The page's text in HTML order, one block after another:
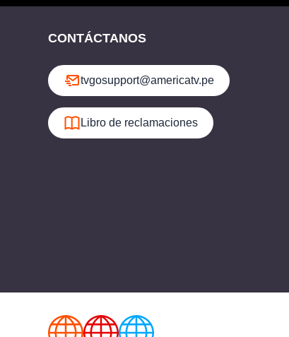
CONTÁCTANOS
tvgosupport@americatv.pe
Libro de reclamaciones